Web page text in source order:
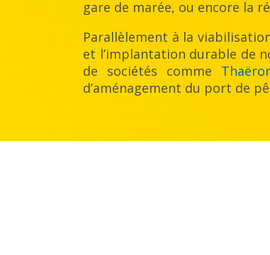
gare de marée, ou encore la
Parallèlement à la
et l’implantation durable de
de sociétés comme
d’aménagement du port de